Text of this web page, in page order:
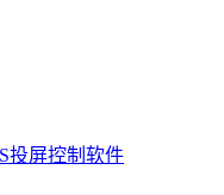
投屏控制软件